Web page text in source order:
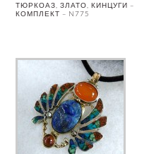
ТЮРКОАЗ, ЗЛАТО, КИНЦУГИ –
КОМПЛЕКТ – N775